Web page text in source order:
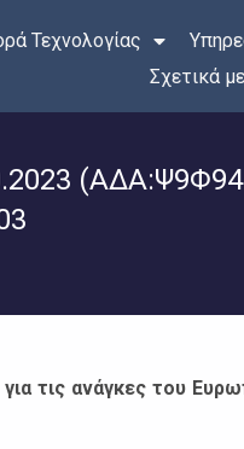
Τεχνολογίας
Σχετικά
τις ανάγκες του